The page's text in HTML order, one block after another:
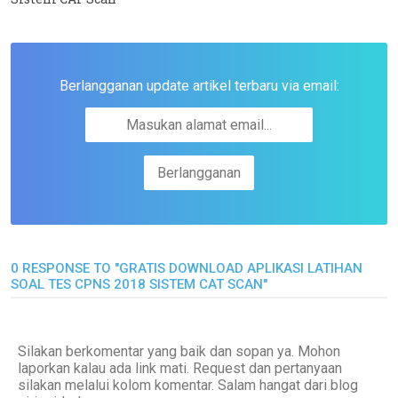
Berlangganan update artikel terbaru via email:
0 RESPONSE TO "GRATIS DOWNLOAD APLIKASI LATIHAN
SOAL TES CPNS 2018 SISTEM CAT SCAN"
Silakan berkomentar yang baik dan sopan ya. Mohon
laporkan kalau ada link mati. Request dan pertanyaan
silakan melalui kolom komentar. Salam hangat dari blog